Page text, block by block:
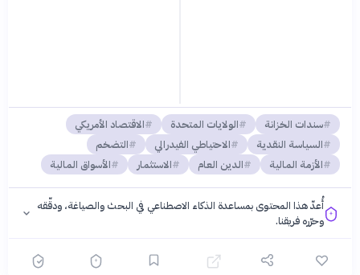
سندات الخزانة الولايات المتحدة
الاقتصاد الأمريكي
السياسة النقدية
الاحتياطي الفيدرالي
التضخم
الأزمة المالية
الدين العام الاستثمار الأسواق المالية
أُعدّ هذا المحتوى بمساعدة الذكاء الاصطناعي في البحث والصياغة، ودقّقه
وحرّره فريقنا.